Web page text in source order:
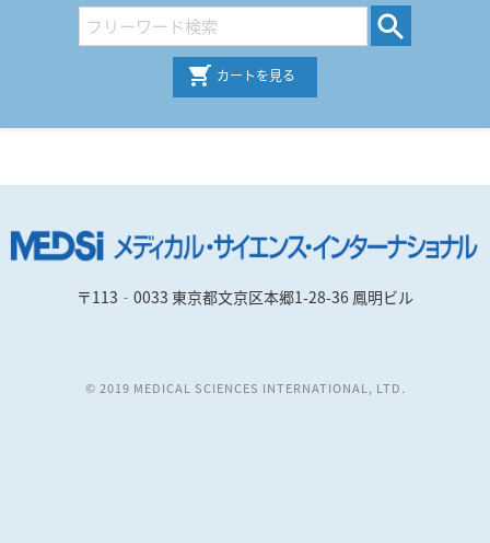
カートを見る
〒113‐0033 東京都文京区本郷1-28-36 鳳明ビル
© 2019 MEDICAL SCIENCES INTERNATIONAL, LTD.